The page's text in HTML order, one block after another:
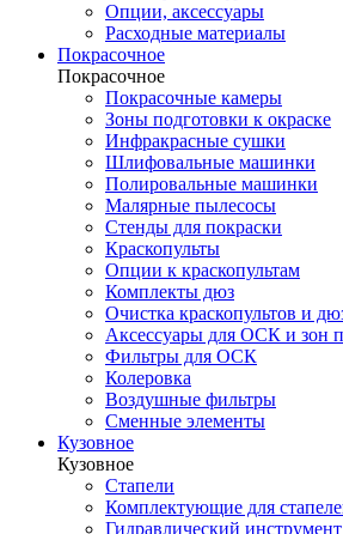
Опции, аксессуары
Расходные материалы
Покрасочное
Покрасочное
Покрасочные камеры
Зоны подготовки к окраске
Инфракрасные сушки
Шлифовальные машинки
Полировальные машинки
Малярные пылесосы
Стенды для покраски
Краскопульты
Опции к краскопультам
Комплекты дюз
Очистка краскопультов и
Аксессуары для ОСК и зон
Фильтры для ОСК
Колеровка
Воздушные фильтры
Сменные элементы
Кузовное
Кузовное
Стапели
Комплектующие для
Гидравлический инструмент